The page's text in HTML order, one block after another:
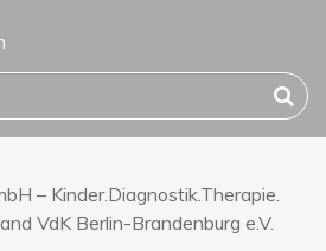
– Kinder.Diagnostik.Therapie.
VdK Berlin-Brandenburg e.V.